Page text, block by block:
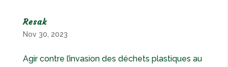
Resak
Nov 30, 2023
Agir contre l’invasion des déchets plastiques au